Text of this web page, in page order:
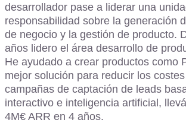
desarrollador pase a liderar una
responsabilidad sobre la generación
de negocio y la gestión de producto.
años lidero el área desarrollo de
He ayudado a crear productos como
mejor solución para reducir los
campañas de captación de leads
interactivo e inteligencia artificial,
4M€ ARR en 4 años.